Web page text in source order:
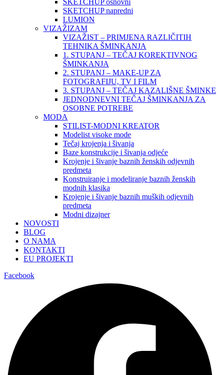
SKETCHUP napredni
LUMION
VIZAŽIZAM
VIZAŽIST – PRIMJENA RAZLIČITIH
TEHNIKA ŠMINKANJA
1. STUPANJ – TEČAJ KOREKTIVNOG
ŠMINKANJA
2. STUPANJ – MAKE-UP ZA
FOTOGRAFIJU, TV I FILM
3. STUPANJ – TEČAJ KAZALIŠNE ŠMINKE
JEDNODNEVNI TEČAJ ŠMINKANJA ZA
OSOBNE POTREBE
MODA
STILIST-MODNI KREATOR
Modelist visoke mode
Tečaj krojenja i šivanja
Baze konstrukcije i šivanja odjeće
Krojenje i šivanje baznih ženskih odjevnih
predmeta
Konstruiranje i modeliranje baznih ženskih
modnih klasika
Krojenje i šivanje baznih muških odjevnih
predmeta
Modni dizajner
NOVOSTI
BLOG
O NAMA
KONTAKTI
EU PROJEKTI
Facebook